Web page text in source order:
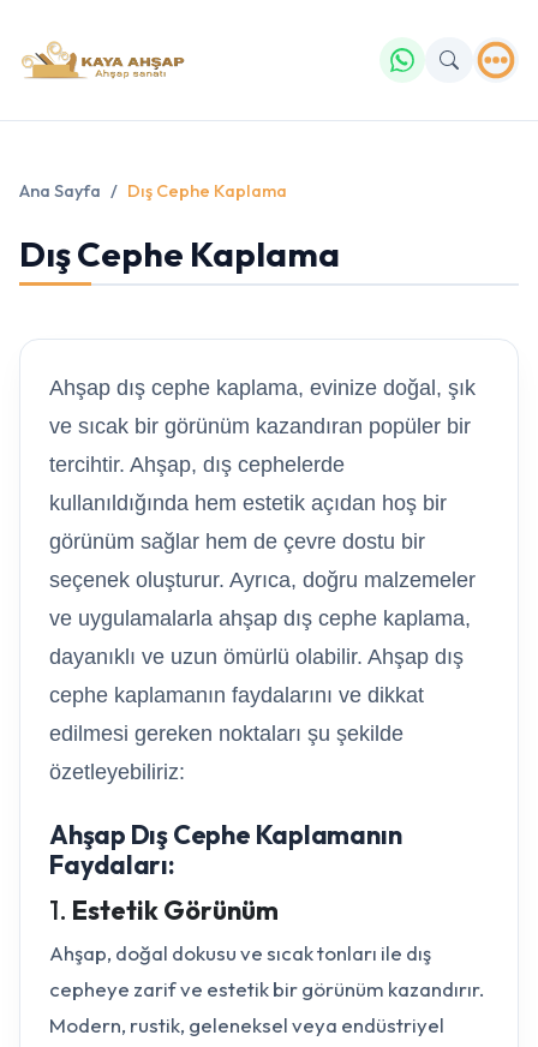
Ana Sayfa Dış Cephe Kaplama
Dış Cephe Kaplama
Ahşap dış cephe kaplama, evinize doğal, şık
ve sıcak bir görünüm kazandıran popüler bir
tercihtir. Ahşap, dış cephelerde
kullanıldığında hem estetik açıdan hoş bir
görünüm sağlar hem de çevre dostu bir
seçenek oluşturur. Ayrıca, doğru malzemeler
ve uygulamalarla ahşap dış cephe kaplama,
dayanıklı ve uzun ömürlü olabilir. Ahşap dış
cephe kaplamanın faydalarını ve dikkat
edilmesi gereken noktaları şu şekilde
özetleyebiliriz:
Ahşap Dış Cephe Kaplamanın
Faydaları:
1. Estetik Görünüm
Ahşap, doğal dokusu ve sıcak tonları ile dış
cepheye zarif ve estetik bir görünüm kazandırır.
Modern, rustik, geleneksel veya endüstriyel
Yazmaya başlayın...